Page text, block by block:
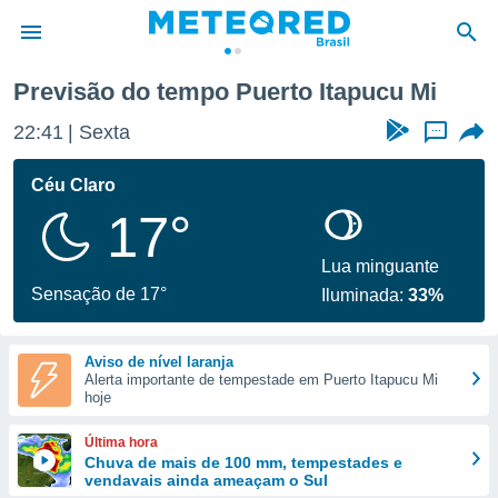
da
fornecidas
a este
das
e
forma
digital
Previsão do tempo Puerto Itapucu Mi
22:41 Sexta ...
Céu Claro
17°
Sensação de 17°
Lua minguante
Iluminada:33%
Aviso de nível laranja
Alerta importante de tempestade em Puerto Itapucu Mi
hoje
Última hora
Chuva de mais de 100 mm, tempestades e
vendavais ainda ameaçam o Sul